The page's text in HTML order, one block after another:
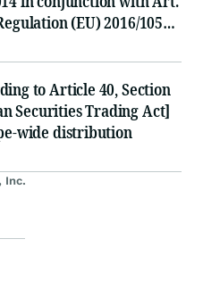
(EU) 2016/1052
to Article 40, Section
Securities Trading Act]
wide distribution
Inc.